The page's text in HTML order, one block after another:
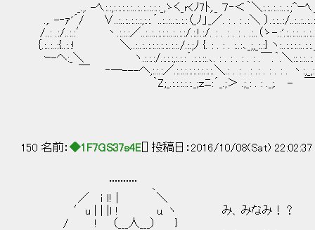
_.,. -ﾍ.:.:,:.:.:.:.:..:..:..:.:.:_,ゝく_r<ﾉ7ﾄ,._ ７‐＜｀＼:.:..:..:..:.;^ｰﾍ
.,. -‐ｧ'´/ ∨..:..:..:.:.:,:.:.´..:..:..:..:.:〈_ﾉ」_／. : . : .:＼ ）.:.:..:/
/..: .:/..:.:′ 丶.:.:.:／..:..:..:.:.:..:..:.:/.:.!.:/. : . : . : . .:..（ゝ-
｛.:..:..:{..:.:! ＼..:..:..:.:.:.:.:..:.:./.:.;ﾉ {. : . : . :..:､_;,_:.:} ヽ
ｰ-ヘ:_＼ ヽ.:.:.:/.:.:.:,:.:.:´.:.:.::.､. : . : . : . : .￣.｀.＼::.:.:..:.:.｀ヽ
￣ ‐─---へ,:.:.:／.:.:.:.:.:.:.:.:.:.＼.: . : . : .: . : . : . 丶:,_,:ｨ
｀Z;_.:.:.:.:.:._;ｚﾆ:´_.;＞ .;_: . : ._;. - ￣ ー
150 名前： ◆1F7GS37s4E [] 投稿日：2016/10/08(Sat)
¨¨¨¨¨ 、
／ ｉ ｌ! | ＼
′u | | |ｌ ! u. ヽ み、みなみ！？
/ ! （___人___） }